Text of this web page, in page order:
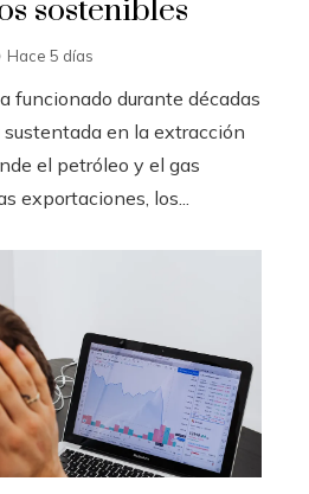
sostenibles
Hace 5 días
funcionado durante décadas
en la extracción
el petróleo y el gas
exportaciones, los...